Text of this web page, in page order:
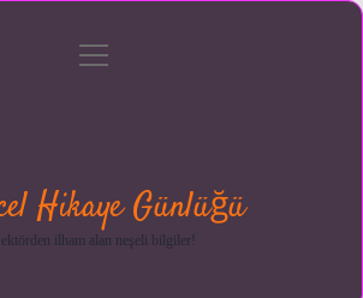
menüyü
Hikaye Günlüğü
ilham alan neşeli bilgiler!